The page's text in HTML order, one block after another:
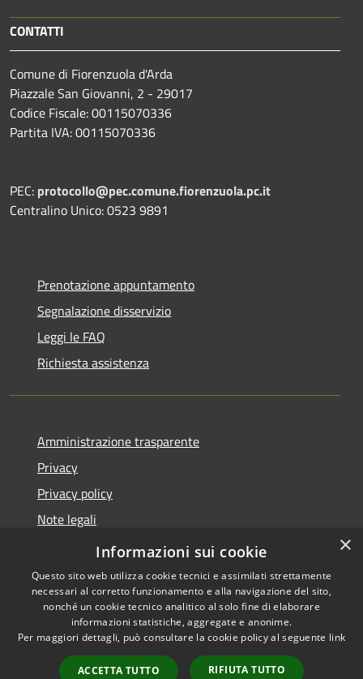
CONTATTI
Comune di Fiorenzuola d'Arda
Piazzale San Giovanni, 2 - 29017
Codice Fiscale: 00115070336
Partita IVA: 00115070336
PEC: protocollo@pec.comune.fiorenzuola.pc.it
Centralino Unico: 0523 9891
Prenotazione appuntamento
Segnalazione disservizio
Leggi le FAQ
Richiesta assistenza
Amministrazione trasparente
Privacy
Privacy policy
Note legali
Dichiarazione di accessibilità
Accessibilità
Copyright © 2026 • Comune di
Fiorenzuola d'Arda • Powered
byMunicipium
Accesso
×
Informazioni sui cookie
Questo sito web utilizza cookie tecnici e assimilati strettamente
necessari al corretto funzionamento e alla navigazione del sito,
nonché un cookie tecnico analitico al solo fine di elaborare
informazioni statistiche, aggregate e anonime.
Per maggiori dettagli, può consultare la cookie policy al seguente link
ACCETTA TUTTO RIFIUTA TUTTO